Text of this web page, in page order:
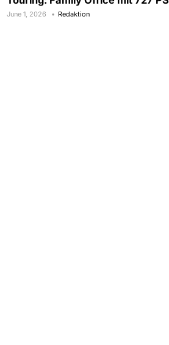
June 1, 2026 Redaktion